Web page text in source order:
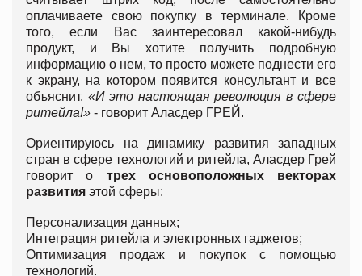
оплачиваете свою покупку в терминале. Кроме
того, если Вас заинтересовал какой-нибудь
продукт, и Вы хотите получить подробную
информацию о нем, то просто можете поднести его
к экрану, на котором появится консультант и все
объяснит. «И это настоящая революция в сфере
ритейла!» - говорит Аласдер ГРЕЙ.
Ориентируюсь на динамику развития западных
стран в сфере технологий и ритейла, Аласдер Грей
говорит о трех основоположных векторах
развития этой сферы:
Персонализация данных;
Интеграция ритейла и электронных гаджетов;
Оптимизация продаж и покупок с помощью
технологий.